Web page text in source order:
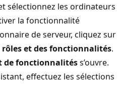
sélectionnez les ordinateurs
la fonctionnalité
de serveur, cliquez sur
rôles et des fonctionnalités.
de fonctionnalitéss’ouvre.
effectuez les sélections